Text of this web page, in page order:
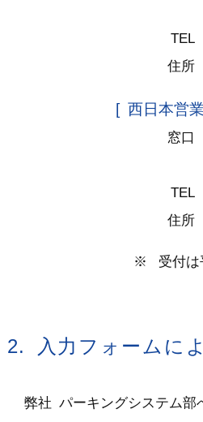
TEL
住所
[ 西日本営
窓口
TEL
住所
※ 受付
2. 入力フォームに
弊社 パーキングシステム部